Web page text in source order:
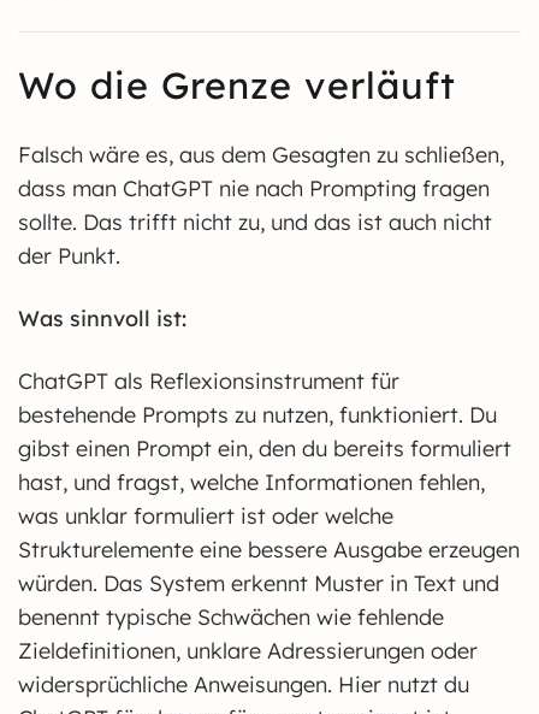
Wo die Grenze verläuft
Falsch wäre es, aus dem Gesagten zu schließen,
dass man ChatGPT nie nach Prompting fragen
sollte. Das trifft nicht zu, und das ist auch nicht
der Punkt.
Was sinnvoll ist:
ChatGPT als Reflexionsinstrument für
bestehende Prompts zu nutzen, funktioniert. Du
gibst einen Prompt ein, den du bereits formuliert
hast, und fragst, welche Informationen fehlen,
was unklar formuliert ist oder welche
Strukturelemente eine bessere Ausgabe erzeugen
würden. Das System erkennt Muster in Text und
benennt typische Schwächen wie fehlende
Zieldefinitionen, unklare Adressierungen oder
widersprüchliche Anweisungen. Hier nutzt du